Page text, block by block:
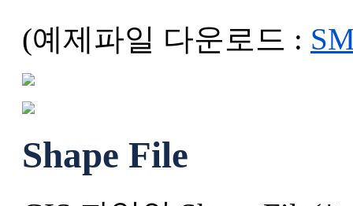
(예제파일 다운로드 :
Shape File